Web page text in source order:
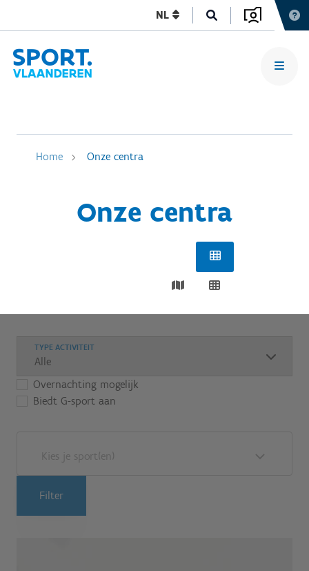
NL
Home Onze centra
Onze centra
TYPE ACTIVITEIT
Overnachting mogelijk
Biedt G-sport aan
Kies je sport(en)
Filter